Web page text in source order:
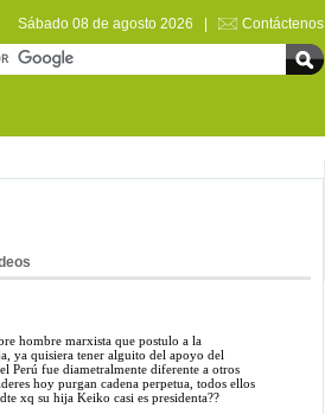
Sábado 08 de agosto 2026 | Contáctenos
hombre marxista que postulo a la
ya quisiera tener alguito del apoyo del
Perú fue diametralmente diferente a otros
hoy purgan cadena perpetua, todos ellos
xq su hija Keiko casi es presidenta??